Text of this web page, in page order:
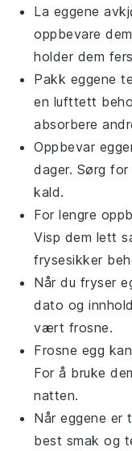
La eggene
oppbevare
holder dem
Pakk eggene
en lufttett
absorbere
Oppbevar
dager. Sørg
kald.
For lengre
Visp dem lett
frysesikker
Når du fryser
dato og
vært frosne.
Frosne egg
For å bruke
natten.
Når eggene er
best smak og